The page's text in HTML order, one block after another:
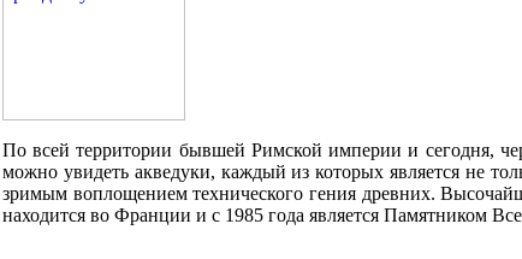
По всей территории бывшей Римской империи и сегодня,
можно увидеть акведуки, каждый из которых является не
зримым воплощением технического гения древних.
находится во Франции и с 1985 года является Памятником